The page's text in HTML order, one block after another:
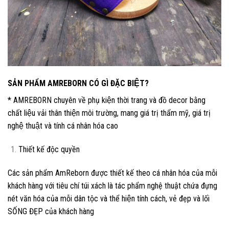
SẢN PHẨM AMREBORN CÓ GÌ ĐẶC BIỆT?
* AMREBORN chuyên về phụ kiện thời trang và đồ decor bằng
chất liệu vải thân thiện môi trường, mang giá trị thẩm mỹ, giá trị
nghệ thuật và tính cá nhân hóa cao
Thiết kế độc quyền
Các sản phẩm AmReborn được thiết kế theo cá nhân hóa của mỗi
khách hàng với tiêu chí túi xách là tác phẩm nghệ thuật chứa đựng
nét văn hóa của mỗi dân tộc và thể hiện tính cách, vẻ đẹp và lối
SỐNG ĐẸP của khách hàng